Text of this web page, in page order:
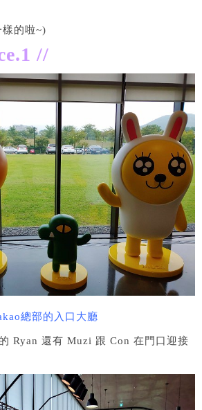
的啦~)
//
總部的入口大廳
Ryan 還有 Muzi 跟 Con 在門口迎接